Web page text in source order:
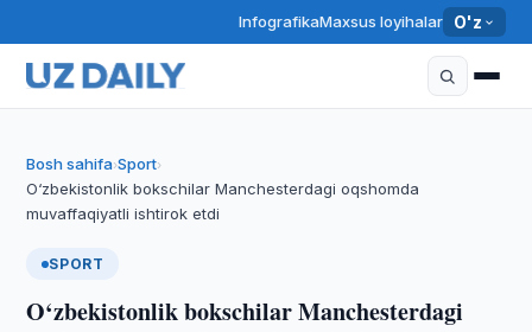
InfografikaMaxsus loyihalar O'z
Bosh sahifa›Sport›
O‘zbekistonlik bokschilar Manchesterdagi oqshomda
muvaffaqiyatli ishtirok etdi
SPORT
O‘zbekistonlik bokschilar Manchesterdagi